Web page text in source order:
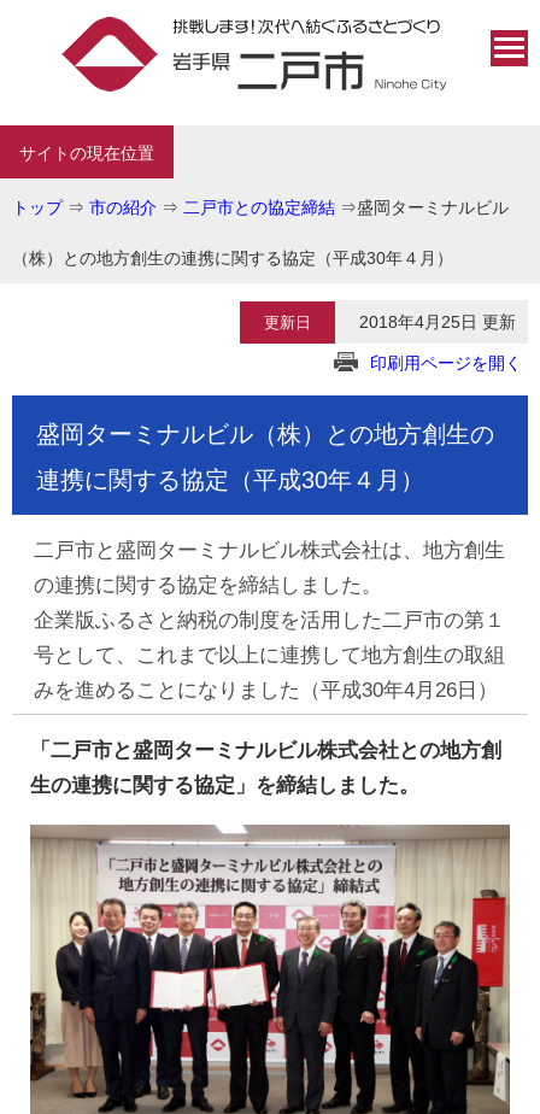
サイトの現在位置
トップ⇒ 市の紹介 ⇒ 二戸市との協定締結 ⇒盛岡ターミナルビル
（株）との地方創生の連携に関する協定（平成30年４月）
更新日 2018年4月25日 更新
印刷用ページを開く
盛岡ターミナルビル（株）との地方創生の
連携に関する協定（平成30年４月）
二戸市と盛岡ターミナルビル株式会社は、地方創生
の連携に関する協定を締結しました。
企業版ふるさと納税の制度を活用した二戸市の第１
号として、これまで以上に連携して地方創生の取組
みを進めることになりました（平成30年4月26日）
「二戸市と盛岡ターミナルビル株式会社との地方創
生の連携に関する協定」を締結しました。